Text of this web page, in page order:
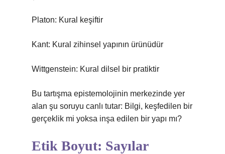
Platon: Kural keşiftir
Kant: Kural zihinsel yapının ürünüdür
Wittgenstein: Kural dilsel bir pratiktir
Bu tartışma epistemolojinin merkezinde yer
alan şu soruyu canlı tutar: Bilgi, keşfedilen bir
gerçeklik mi yoksa inşa edilen bir yapı mı?
Etik Boyut: Sayılar